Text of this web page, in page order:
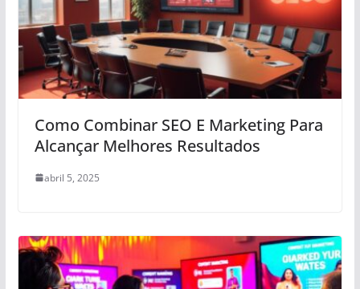
Como Combinar SEO E Marketing Para
Alcançar Melhores Resultados
abril 5, 2025